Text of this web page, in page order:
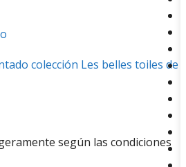
colección Les belles toiles de
según las condiciones